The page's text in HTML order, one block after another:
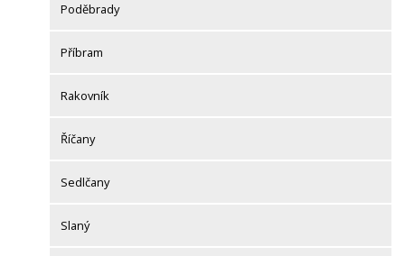
Poděbrady
Příbram
Rakovník
Říčany
Sedlčany
Slaný